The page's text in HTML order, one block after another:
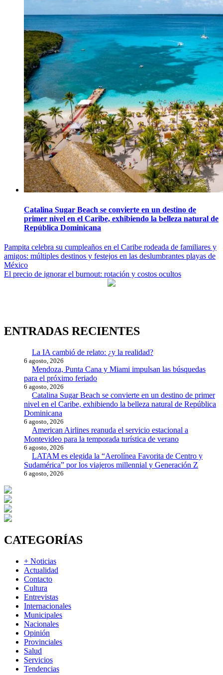
Catalina Sugar Beach se convierte en un destino de
primer nivel en el Caribe, exhibiendo la belleza natural de
República Dominicana
Navegación
de
entradas
Pampita celebra su cumpleaños en el Caribe rodeada de familiares y
amigos: múltiples destinos y festejos en las deslumbrantes playas de
México
El precio de ignorar el burnout: rotación y costos ocultos
ENTRADAS RECIENTES
La IA cambió de relato: ¿y la realidad?
6 agosto, 2026
Mendoza, Punta Cana y Miami impulsan las búsquedas
para el próximo feriado
6 agosto, 2026
Catalina Sugar Beach se convierte en un destino de primer
nivel en el Caribe, exhibiendo la belleza natural de República
Dominicana
6 agosto, 2026
American Airlines reanuda el servicio estacional a
Montevideo para la temporada turística de verano
6 agosto, 2026
LATAM es elegida la “Aerolínea Favorita de Centro y
Sudamérica” por los viajeros millennial y Generación Z
6 agosto, 2026
CATEGORÍAS
+ Noticias
Actualidad
Contacto
Cultura
Entrevistas
Internacionales
Municipales
Nacionales
Opinión
Provinciales
Salud
Servicios
Tendencias